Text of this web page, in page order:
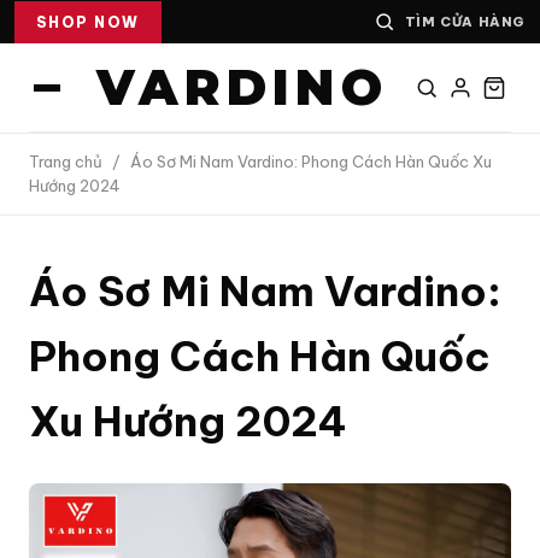
SHOP NOW TÌM CỬA HÀNG
VARDINO
Trang chủ /
Áo Sơ Mi Nam Vardino: Phong Cách Hàn Quốc Xu
Hướng 2024
Áo Sơ Mi Nam Vardino:
Phong Cách Hàn Quốc
Xu Hướng 2024